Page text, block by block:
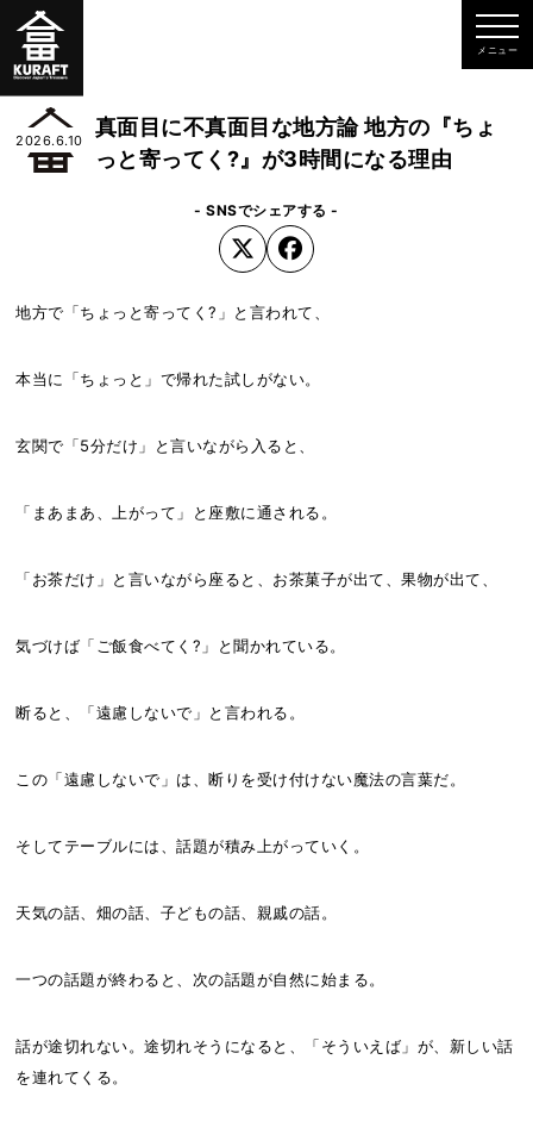
2026.6.10
真面目に不真面目な地方論 地方の『ちょ
っと寄ってく?』が3時間になる理由
- SNSでシェアする -
地方で「ちょっと寄ってく?」と言われて、
本当に「ちょっと」で帰れた試しがない。
玄関で「5分だけ」と言いながら入ると、
「まあまあ、上がって」と座敷に通される。
「お茶だけ」と言いながら座ると、お茶菓子が出て、果物が出て、
気づけば「ご飯食べてく?」と聞かれている。
断ると、「遠慮しないで」と言われる。
この「遠慮しないで」は、断りを受け付けない魔法の言葉だ。
そしてテーブルには、話題が積み上がっていく。
天気の話、畑の話、子どもの話、親戚の話。
一つの話題が終わると、次の話題が自然に始まる。
話が途切れない。途切れそうになると、「そういえば」が、新しい話
を連れてくる。